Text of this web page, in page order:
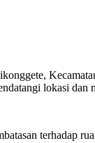
lokasi dan
terhadap